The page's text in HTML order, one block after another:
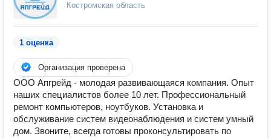
Костромская область
1 оценка
Организация проверена
ООО Апгрейд - молодая развивающаяся компания. Опыт
наших специалистов более 10 лет. Профессиональный
ремонт компьютеров, ноутбуков. Установка и
обслуживание систем видеонаблюдения и систем умный
дом. Звоните, всегда готовы проконсультировать по